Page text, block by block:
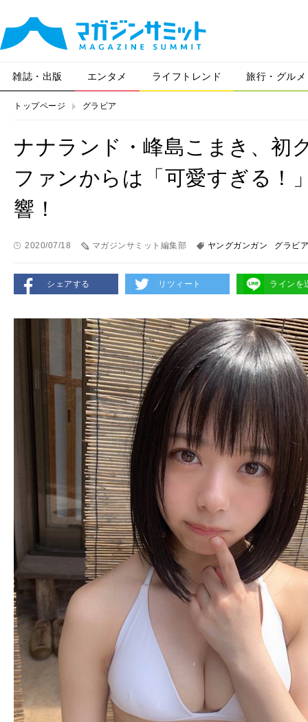
雑誌・出版 エンタメ ライフトレンド 旅行・グルメ
トップページ グラビア
ナナランド・峰島こまき、初
ファンからは「可愛すぎる！
響！
2020/07/18 マガジンサミット編集部 ヤングガンガン グラビア
シェアする リツィート ラインを